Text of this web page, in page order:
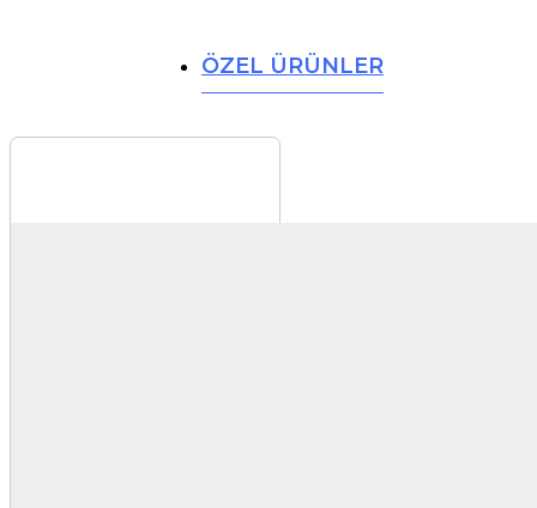
ÖZEL ÜRÜNLER